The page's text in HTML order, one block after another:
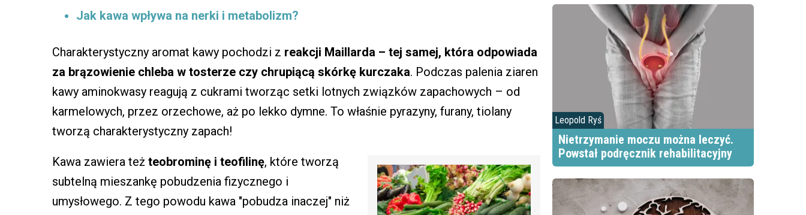
Jak kawa wpływa na nerki i metabolizm?
Charakterystyczny aromat kawy pochodzi z reakcji Maillarda – tej samej, która odpowiada
za brązowienie chleba w tosterze czy chrupiącą skórkę kurczaka. Podczas palenia ziaren
kawy aminokwasy reagują z cukrami tworząc setki lotnych związków zapachowych – od
karmelowych, przez orzechowe, aż po lekko dymne. To właśnie pyrazyny, furany, tiolany
tworzą charakterystyczny zapach!
Kawa zawiera też teobrominę i teofilinę, które tworzą
subtelną mieszankę pobudzenia fizycznego i
umysłowego. Z tego powodu kawa "pobudza inaczej" niż
Leopold Ryś
Nietrzymanie moczu można leczyć.
Powstał podręcznik rehabilitacyjny